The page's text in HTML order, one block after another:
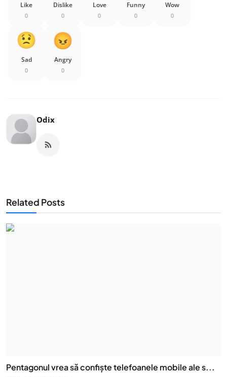
Like
0
Dislike
0
Love
0
Funny
0
Wow
0
Sad
0
Angry
0
Odix
Related Posts
Pentagonul vrea să confiște telefoanele mobile ale s...